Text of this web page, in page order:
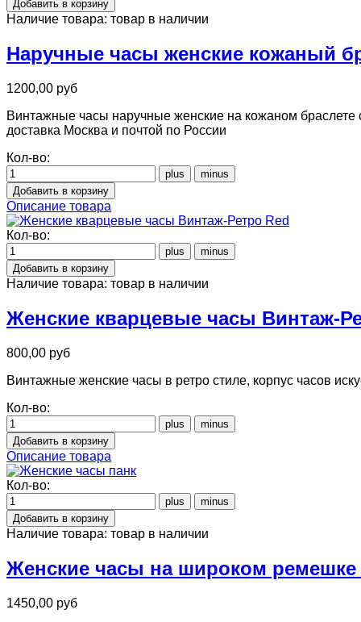
Наличие товара: товар в наличии
Наручные часы женские кожаный
1200,00 руб
Винтажные часы наручные женские на кожаном браслете
доставка Москва и почтой по России
Кол-во:
Описание товара
Кол-во:
Наличие товара: товар в наличии
Женские кварцевые часы Винтаж-
800,00 руб
Винтажные женские часы в ретро стиле, корпус часов
Кол-во:
Описание товара
Кол-во:
Наличие товара: товар в наличии
Женские часы на широком
1450,00 руб